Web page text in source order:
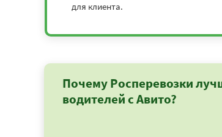
для клиента.
Почему Росперевозки
водителей с Авито?